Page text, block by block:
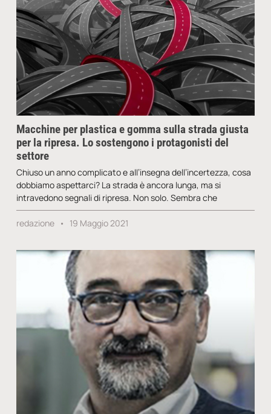
Macchine per plastica e gomma sulla strada giusta
per la ripresa. Lo sostengono i protagonisti del
settore
Chiuso un anno complicato e all’insegna dell’incertezza, cosa
dobbiamo aspettarci? La strada è ancora lunga, ma si
intravedono segnali di ripresa. Non solo. Sembra che
redazione 19 Maggio 2021